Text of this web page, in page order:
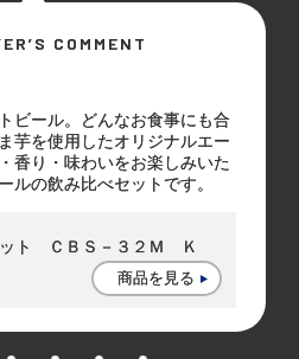
COMMENT
ビール。どんなお食事にも合
芋を使用したオリジナルエー
香り・味わいをお楽しみいた
ルの飲み比べセットです。
ット ＣＢＳ－３２Ｍ Ｋ
商品を見る